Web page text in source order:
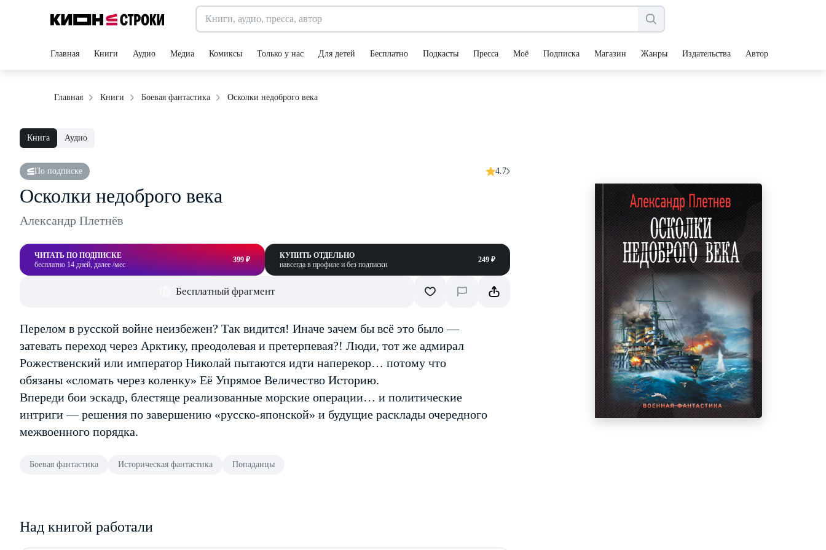
Главная Книги Аудио Медиа Комиксы Только у нас Для детей Бесплатно Подкасты Пресса Моё Подписка Магазин Жанры Издательства Авторы
Главная Книги Боевая фантастика Осколки недоброго века
Книга Аудио
По подписке 4.7
Осколки недоброго века
Александр Плетнёв
ЧИТАТЬ ПО ПОДПИСКЕ
бесплатно 14 дней, далее /мес
399 ₽
КУПИТЬ ОТДЕЛЬНО
навсегда в профиле и без подписки
249 ₽
Бесплатный фрагмент
Перелом в русской войне неизбежен? Так видится! Иначе зачем бы всё это было —
затевать переход через Арктику, преодолевая и претерпевая?! Люди, тот же адмирал
Рожественский или император Николай пытаются идти наперекор… потому что
обязаны «сломать через коленку» Её Упрямое Величество Историю.
Впереди бои эскадр, блестяще реализованные морские операции… и политические
интриги — решения по завершению «русско-японской» и будущие расклады очередного
межвоенного порядка.
Боевая фантастика Историческая фантастика Попаданцы
Над книгой работали